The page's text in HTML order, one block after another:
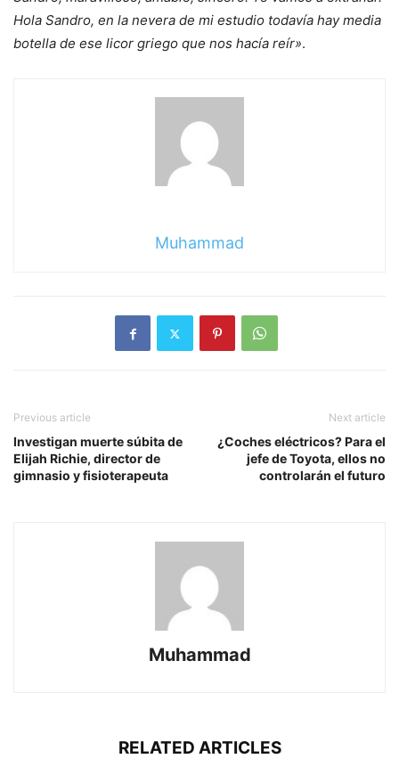
Hola Sandro, en la nevera de mi estudio todavía hay media
botella de ese licor griego que nos hacía reír».
Muhammad
Previous article
Investigan muerte súbita de
Elijah Richie, director de
gimnasio y fisioterapeuta
Next article
¿Coches eléctricos? Para el
jefe de Toyota, ellos no
controlarán el futuro
Muhammad
RELATED ARTICLES